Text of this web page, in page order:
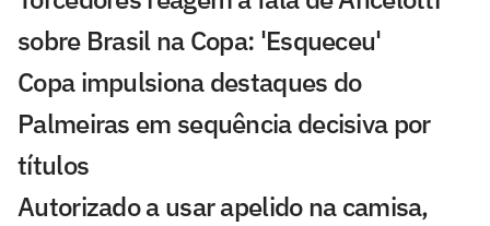
sobre Brasil na Copa: 'Esqueceu'
Copa impulsiona destaques do
Palmeiras em sequência decisiva por
títulos
Autorizado a usar apelido na camisa,